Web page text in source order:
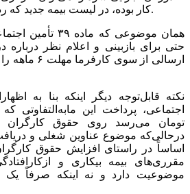
کار بوده، در لیست بیمه جدید که رد شده ترتیب اثر داده شود.
همان موضوعی که
حتی برای بازبینی و اعلام نظر
ارسالی از
نکته قابل‌توجه دیگر اینکه بنا به
اجتماعی، پرداخت این مابه‌التفاوتی
تومان می‌رسد روی حقوق کارگران
درحالی‌که موضوع عناوین شغلی و
اساساً در راستای افزایش حقوق
مقرری‌های بیمه بیکاری و
موضوعیت دارد و نه اینکه صرفاً یک